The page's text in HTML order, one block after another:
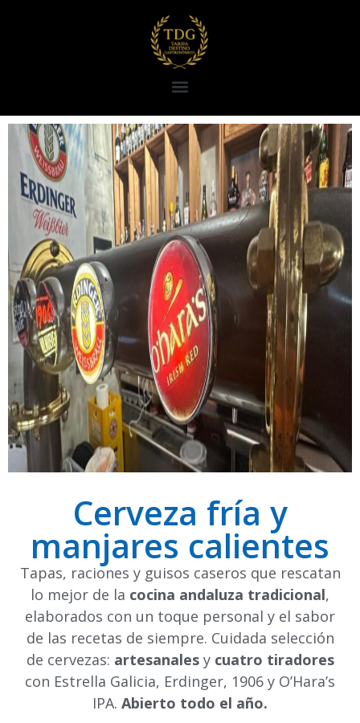
Cerveza fría y
manjares calientes
Tapas, raciones y guisos caseros que rescatan
lo mejor de la cocina andaluza tradicional,
elaborados con un toque personal y el sabor
de las recetas de siempre. Cuidada selección
de cervezas: artesanalesy cuatro tiradores
con Estrella Galicia, Erdinger, 1906 y O’Hara’s
IPA. Abierto todo el año.